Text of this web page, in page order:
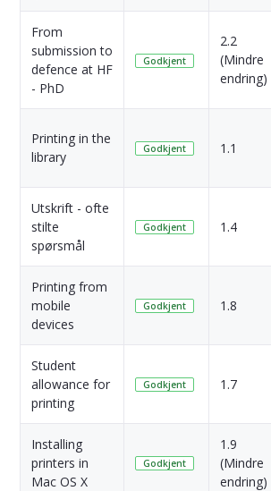
From
submission to
defence at HF
- PhD
Godkjent
2.2
(Mindre
endring)
Printing in the
library
Godkjent 1.1
Utskrift - ofte
stilte
spørsmål
Godkjent 1.4
Printing from
mobile
devices
Godkjent 1.8
Student
allowance for
printing
Godkjent 1.7
Installing
printers in
Mac OS X
Godkjent
1.9
(Mindre
endring)